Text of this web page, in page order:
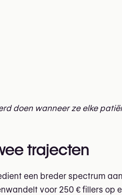
doen wanneer ze elke
trajecten
een breder spectrum
voor 250 € fillers op